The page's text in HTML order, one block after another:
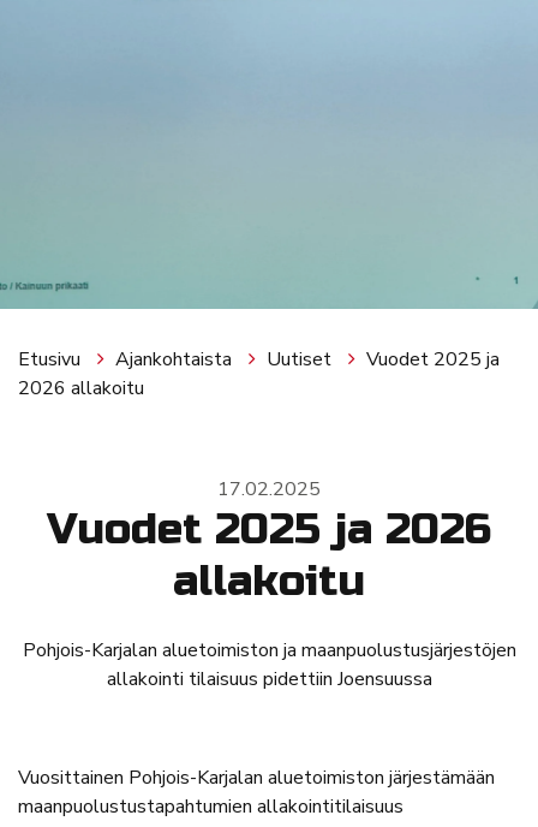
Etusivu Ajankohtaista Uutiset
Vuodet 2025 ja
2026 allakoitu
17.02.2025
Vuodet 2025 ja 2026
allakoitu
Pohjois-Karjalan aluetoimiston ja maanpuolustusjärjestöjen
allakointi tilaisuus pidettiin Joensuussa
Vuosittainen Pohjois-Karjalan aluetoimiston järjestämään
maanpuolustustapahtumien allakointitilaisuus